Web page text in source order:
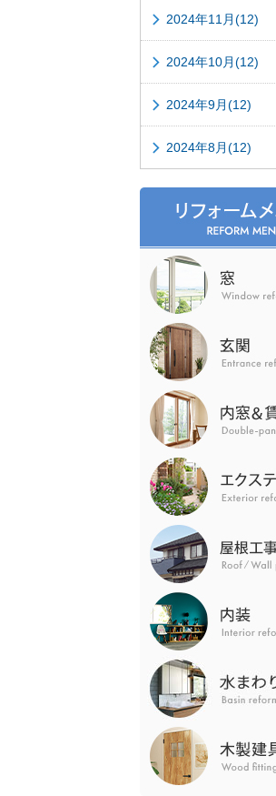
2024年11月(12)
2024年10月(12)
2024年9月(12)
2024年8月(12)